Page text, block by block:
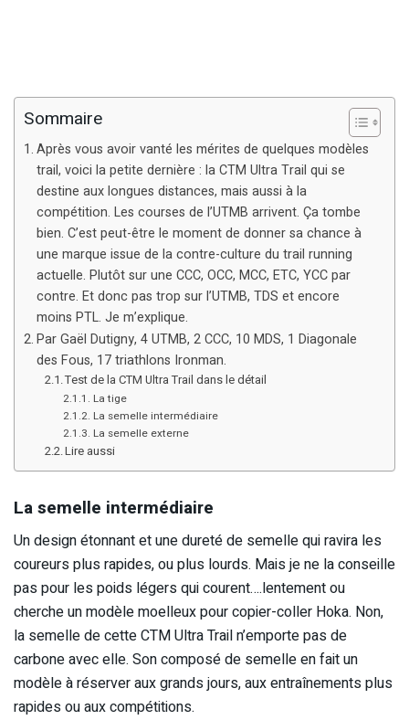
Sommaire
Après vous avoir vanté les mérites de quelques modèles
trail, voici la petite dernière : la CTM Ultra Trail qui se
destine aux longues distances, mais aussi à la
compétition. Les courses de l’UTMB arrivent. Ça tombe
bien. C’est peut-être le moment de donner sa chance à
une marque issue de la contre-culture du trail running
actuelle. Plutôt sur une CCC, OCC, MCC, ETC, YCC par
contre. Et donc pas trop sur l’UTMB, TDS et encore
moins PTL. Je m’explique.
Par Gaël Dutigny, 4 UTMB, 2 CCC, 10 MDS, 1 Diagonale
des Fous, 17 triathlons Ironman.
Test de la CTM Ultra Trail dans le détail
La tige
La semelle intermédiaire
La semelle externe
Lire aussi
La semelle intermédiaire
Un design étonnant et une dureté de semelle qui ravira les
coureurs plus rapides, ou plus lourds. Mais je ne la conseille
pas pour les poids légers qui courent….lentement ou
cherche un modèle moelleux pour copier-coller Hoka. Non,
la semelle de cetteCTM Ultra Trail n’emporte pas de
carbone avec elle. Son composé de semelle en fait un
modèle à réserver aux grands jours, aux entraînements plus
rapides ou aux compétitions.